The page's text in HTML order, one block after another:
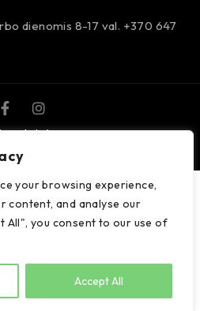
your browsing experience,
content, and analyse our
All", you consent to our use of
Accept All
dienomis 8-17 val. +370 647
teisės saugomos.